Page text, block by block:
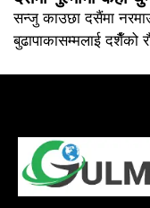
सन्जु काउछा दसैंमा
बुढापाकासम्मलाई दशैँको